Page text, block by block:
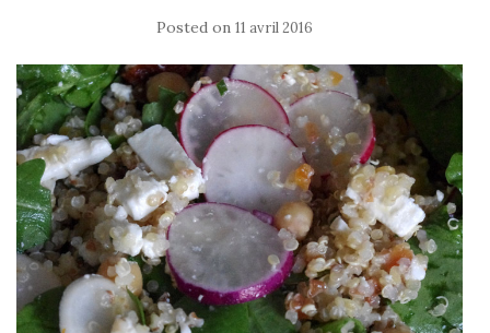
Posted on 11 avril 2016